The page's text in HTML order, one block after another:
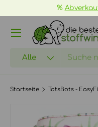
DIREKT ZUM INHALT
%
Suchen
Alle
Startseite TotsBots -
ZU